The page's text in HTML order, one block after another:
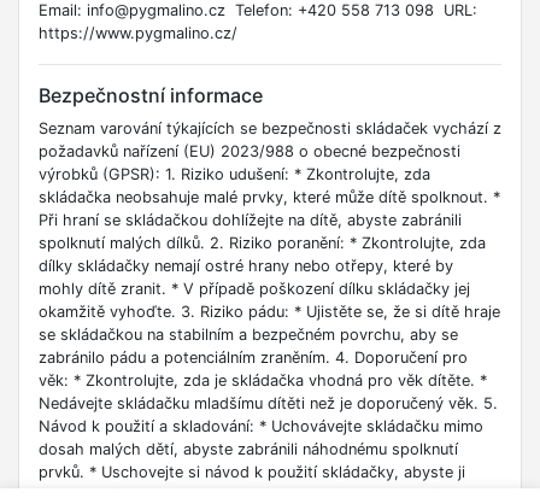
Email: info@pygmalino.cz Telefon: +420 558 713 098 URL:
https://www.pygmalino.cz/
Bezpečnostní informace
Seznam varování týkajících se bezpečnosti skládaček vychází z
požadavků nařízení (EU) 2023/988 o obecné bezpečnosti
výrobků (GPSR): 1. Riziko udušení: * Zkontrolujte, zda
skládačka neobsahuje malé prvky, které může dítě spolknout. *
Při hraní se skládačkou dohlížejte na dítě, abyste zabránili
spolknutí malých dílků. 2. Riziko poranění: * Zkontrolujte, zda
dílky skládačky nemají ostré hrany nebo otřepy, které by
mohly dítě zranit. * V případě poškození dílku skládačky jej
okamžitě vyhoďte. 3. Riziko pádu: * Ujistěte se, že si dítě hraje
se skládačkou na stabilním a bezpečném povrchu, aby se
zabránilo pádu a potenciálním zraněním. 4. Doporučení pro
věk: * Zkontrolujte, zda je skládačka vhodná pro věk dítěte. *
Nedávejte skládačku mladšímu dítěti než je doporučený věk. 5.
Návod k použití a skladování: * Uchovávejte skládačku mimo
dosah malých dětí, abyste zabránili náhodnému spolknutí
prvků. * Uschovejte si návod k použití skládačky, abyste ji